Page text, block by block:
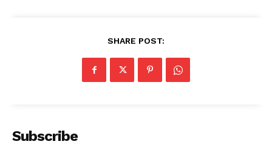
SHARE POST:
Subscribe